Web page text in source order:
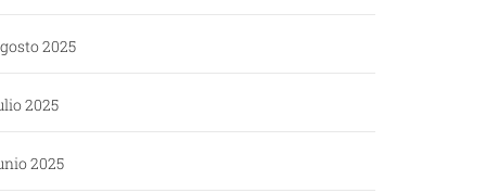
2025
2025
2025